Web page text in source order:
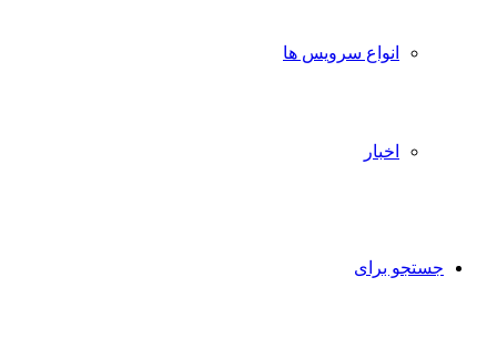
انواع سرویس ها
برای